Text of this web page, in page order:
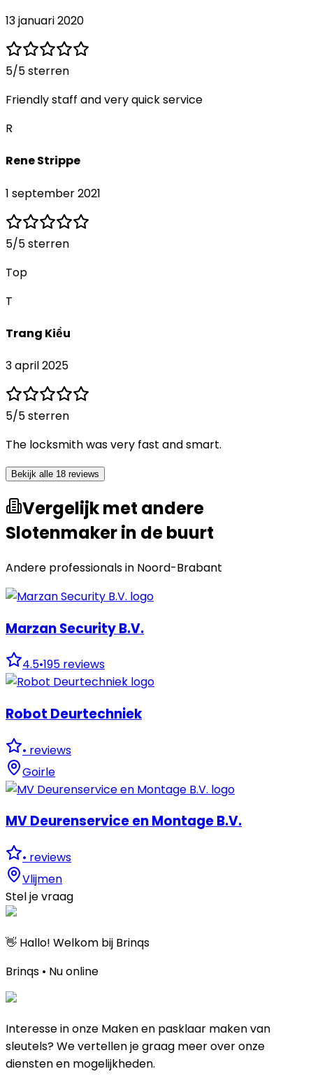
13 januari 2020
5/5 sterren
Friendly staff and very quick service
R
Rene Strippe
1 september 2021
5/5 sterren
Top
T
Trang Kiều
3 april 2025
5/5 sterren
The locksmith was very fast and smart.
Bekijk alle 18 reviews
Vergelijk met andere
Slotenmaker in de buurt
Andere professionals in Noord-Brabant
Marzan Security B.V.
4.5•195 reviews
Robot Deurtechniek
• reviews
Goirle
MV Deurenservice en Montage B.V.
• reviews
Vlijmen
Stel je vraag
👋 Hallo! Welkom bij Brinqs
Brinqs • Nu online
Interesse in onze Maken en pasklaar maken van
sleutels? We vertellen je graag meer over onze
diensten en mogelijkheden.